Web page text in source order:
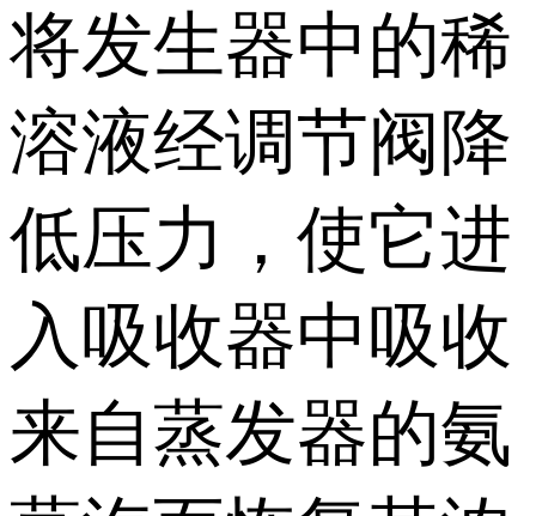
将发生器中的稀
溶液经调节阀降
低压力，使它进
入吸收器中吸收
来自蒸发器的氨